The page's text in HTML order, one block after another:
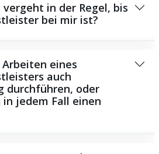
in der Regel, bis
Sanitärdienstleister bei mir ist?
bei Ihnen vor Ort sein. Dies
von der Auftragslage zu
ab und von der
der Entfernung zu Ihnen.
eines
auch
durchführen, oder